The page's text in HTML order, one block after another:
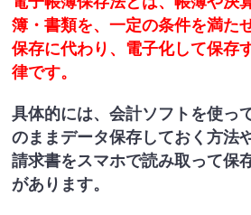
簿・書類を、一定の条件を満た
保存に代わり、電子化して保存
律です。
具体的には、会計ソフトを使っ
のままデータ保存しておく方法
請求書をスマホで読み取って保
があります。